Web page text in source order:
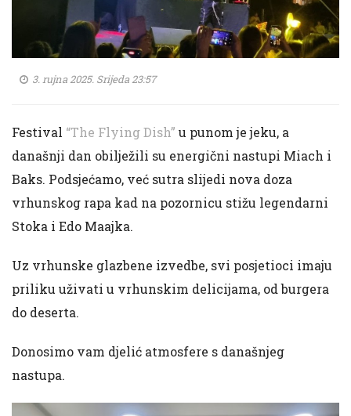
3. rujna 2025. Srijeda 23:57
Festival “The Flying Dish” u punom je jeku, a
današnji dan obilježili su energični nastupi Miach i
Baks. Podsjećamo, već sutra slijedi nova doza
vrhunskog rapa kad na pozornicu stižu legendarni
Stoka i Edo Maajka.
Uz vrhunske glazbene izvedbe, svi posjetioci imaju
priliku uživati u vrhunskim delicijama, od burgera
do deserta.
Donosimo vam djelić atmosfere s današnjeg
nastupa.